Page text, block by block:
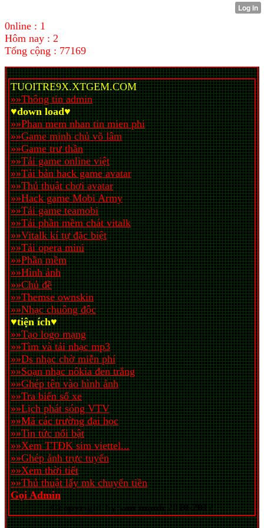
0nline : 1
Hôm nay : 2
Tổng cộng : 77169
TUOITRE9X.XTGEM.COM
»»Thông tin admin
♥down load♥
»»Phan mem nhan tin mien phi
»»Game minh chủ võ lâm
»»Game trư thần
»»Tải game online việt
»»Tải bản hack game avatar
»»Thủ thuật chơi avatar
»»Hack game Mobi Army
»»Tải game teamobi
»»Tải phần mềm chát vitalk
»»Vitalk kí tự đặc biệt
»»Tải opera mini
»»Phần mềm
»»Hình ảnh
»»Chủ đề
»»Themse ownskin
»»Nhạc chuông độc
♥tiện ích♥
»»Tạo logo mạng
»»Tìm và tải nhạc mp3
»»Ds nhạc chờ miễn phí
»»Soạn nhạc nôkia đen trắng
»»Ghép tên vào hình ảnh
»»Tra biển số xe
»»Lịch phát sóng VTV
»»Mã các trường đại học
»»Tin tức nổi bật
»»Xem TTĐK sim viettel...
»»Ghép ảnh trực tuyến
»»Xem thời tiết
»»Thủ thuật lấy mk chuyển tiền
Gọi Admin
©copyright by văn mạnh 2010-2012